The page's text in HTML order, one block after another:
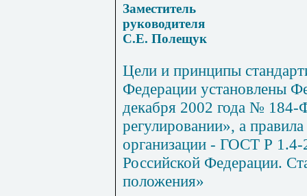
Заместитель
руководителя
С.Е. Полещук
Цели и принципы
Федерации установлены
декабря 2002 года №
регулировании», а
организации - ГОСТ Р 1.4-
Российской Федерации.
положения»